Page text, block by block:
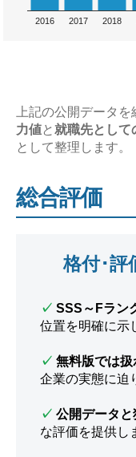
2016 2017 2018
上記の公開データを
力値と就職先として
として整理します。
総合評価
格付･評
✓ SSS～Fラン
位置を明確に示
✓ 無料版では
企業の実態に迫
✓ 公開データ
な評価を提供し